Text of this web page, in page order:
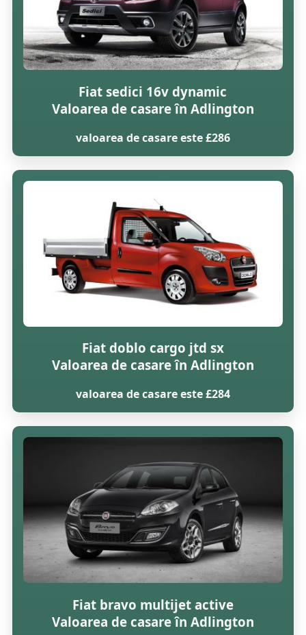
Fiat sedici 16v dynamic
Valoarea de casare în Adlington
valoarea de casare este £286
Fiat doblo cargo jtd sx
Valoarea de casare în Adlington
valoarea de casare este £284
Fiat bravo multijet active
Valoarea de casare în Adlington